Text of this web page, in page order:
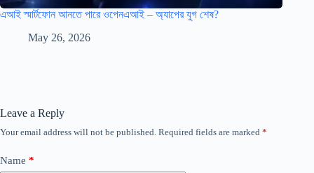
এআই স্মার্টফোন আনতে পারে ওপেনএআই – অ্যাপের যুগ শেষ?
May 26, 2026
Leave a Reply
Your email address will not be published. Required fields are marked *
Name *